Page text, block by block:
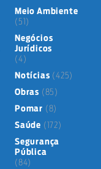
Meio Ambiente
(51)
Negócios
Jurídicos
(4)
Notícias (425)
Obras (85)
Pomar (8)
Saúde (172)
Segurança
Pública
(84)